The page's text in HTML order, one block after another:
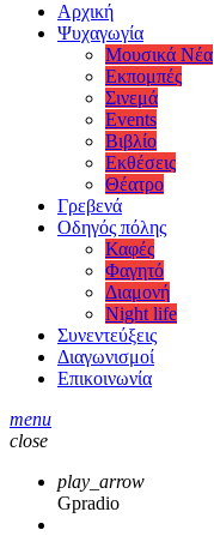
Αρχική
Ψυχαγωγία
Μουσικά Νέα
Εκπομπές
Σινεμά
Events
Βιβλίο
Εκθέσεις
Θέατρο
Γρεβενά
Οδηγός πόλης
Καφές
Φαγητό
Διαμονή
Night life
Συνεντεύξεις
Διαγωνισμοί
Επικοινωνία
menu
close
play_arrow
Gpradio